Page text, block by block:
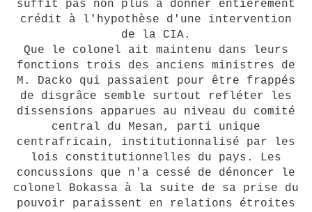
suffit pas non plus à donner entièrement
crédit à l'hypothèse d'une intervention
de la CIA.
Que le colonel ait maintenu dans leurs
fonctions trois des anciens ministres de
M. Dacko qui passaient pour être frappés
de disgrâce semble surtout refléter les
dissensions apparues au niveau du comité
central du Mesan, parti unique
centrafricain, institutionnalisé par les
lois constitutionnelles du pays. Les
concussions que n'a cessé de dénoncer le
colonel Bokassa à la suite de sa prise du
pouvoir paraissent en relations étroites